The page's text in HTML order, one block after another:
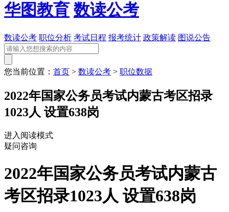
华图教育 数读公考
数读公考 职位分析 考试日程 报考统计 政策解读 图说公告
您当前位置： 首页 > 数读公考 > 职位数据
2022年国家公务员考试内蒙古考区招录
1023人 设置638岗
进入阅读模式
疑问咨询
2022年国家公务员考试内蒙古
考区招录1023人 设置638岗